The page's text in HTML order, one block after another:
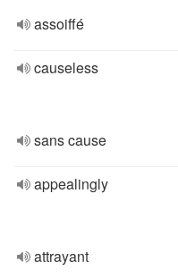
assoiffé
causeless
sans cause
appealingly
attrayant